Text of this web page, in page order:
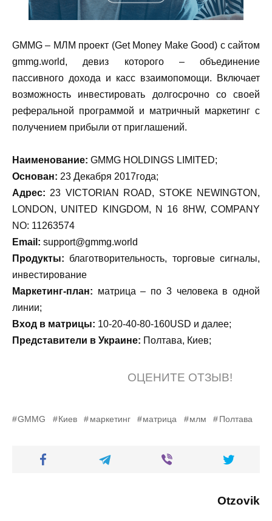
GMMG – МЛМ проект (Get Money Make Good) с сайтом
gmmg.world, девиз которого – объединение
пассивного дохода и касс взаимопомощи. Включает
возможность инвестировать долгосрочно со своей
реферальной программой и матричный маркетинг с
получением прибыли от приглашений.
Наименование: GMMG HOLDINGS LIMITED;
Основан: 23 Декабря 2017года;
Адрес: 23 VICTORIAN ROAD, STOKE NEWINGTON,
LONDON, UNITED KINGDOM, N 16 8HW, COMPANY
NO: 11263574
Email: support@gmmg.world
Продукты: благотворительность, торговые сигналы,
инвестирование
Маркетинг-план: матрица – по 3 человека в одной
линии;
Вход в матрицы: 10-20-40-80-160USD и далее;
Представители в Украине: Полтава, Киев;
ОЦЕНИТЕ ОТЗЫВ!
GMMG Киев маркетинг матрица млм Полтава
Otzovik